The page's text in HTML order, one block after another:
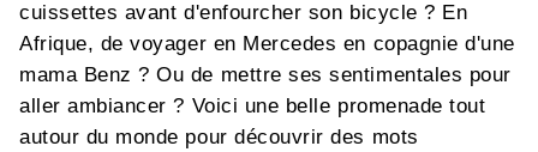
cuissettes avant d'enfourcher son bicycle ? En
Afrique, de voyager en Mercedes en copagnie d'une
mama Benz ? Ou de mettre ses sentimentales pour
aller ambiancer ? Voici une belle promenade tout
autour du monde pour découvrir des mots